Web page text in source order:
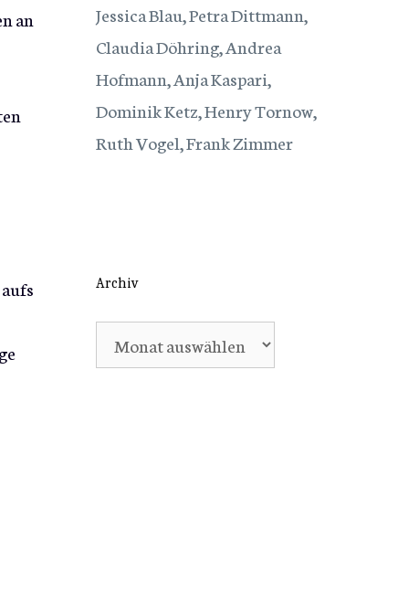
an
Jessica Blau, Petra Dittmann,
Claudia Döhring, Andrea
Hofmann, Anja Kaspari,
Dominik Ketz, Henry Tornow,
Ruth Vogel, Frank Zimmer
Archiv
Archiv